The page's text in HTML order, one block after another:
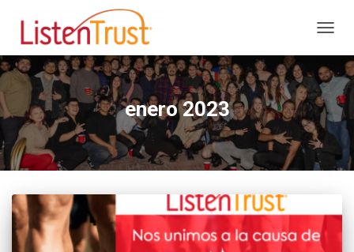
MODO
DE
enero 2023